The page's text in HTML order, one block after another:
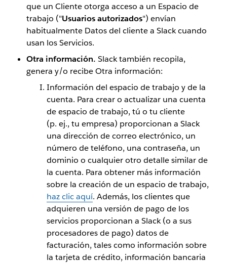
que un Cliente otorga acceso a un Espacio de
trabajo ("Usuarios autorizados") envían
habitualmente Datos del cliente a Slack cuando
usan los Servicios.
Otra información. Slack también recopila,
genera y/o recibe Otra información:
Información del espacio de trabajo y de la
cuenta. Para crear o actualizar una cuenta
de espacio de trabajo, tú o tu cliente
(p. ej., tu empresa) proporcionan a Slack
una dirección de correo electrónico, un
número de teléfono, una contraseña, un
dominio o cualquier otro detalle similar de
la cuenta. Para obtener más información
sobre la creación de un espacio de trabajo,
haz clic aquí. Además, los clientes que
adquieren una versión de pago de los
servicios proporcionan a Slack (o a sus
procesadores de pago) datos de
facturación, tales como información sobre
la tarjeta de crédito, información bancaria